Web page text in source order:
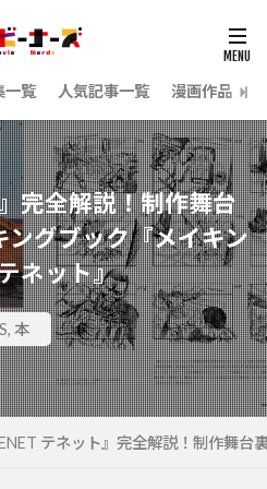
一覧 人気記事一覧 漫画作品
完全解説！制作舞台
グブック『メイキン
ネット』
, 本
テネット』完全解説！制作舞